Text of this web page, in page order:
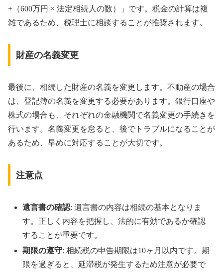
+（600万円 × 法定相続人の数）」です。税金の計算は複
雑であるため、税理士に相談することが推奨されます。
財産の名義変更
最後に、相続した財産の名義を変更します。不動産の場合
は、登記簿の名義を変更する必要があります。銀行口座や
株式の場合も、それぞれの金融機関で名義変更の手続きを
行います。名義変更を怠ると、後でトラブルになることが
あるため、早めに対応することが大切です。
注意点
遺言書の確認: 遺言書の内容は相続の基本となりま
す。正しく内容を把握し、法的に有効であるか確認
することが重要です。
期限の遵守: 相続税の申告期限は10ヶ月以内です。期
限を過ぎると、延滞税が発生するため注意が必要で